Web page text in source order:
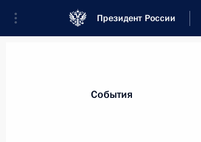
Президент России
События